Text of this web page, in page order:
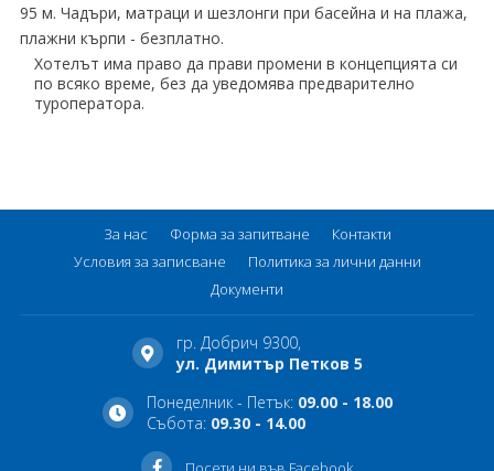
95 м. Чадъри, матраци и шезлонги при басейна и на плажа,
плажни кърпи - безплатно.
Хотелът има право да прави промени в концепцията си
по всяко време, без да уведомява предварително
туроператора.
За нас Форма за запитване
Контакти
Условия за записване
Политика за лични данни
Документи
гр. Добрич 9300,
ул. Димитър Петков 5
Понеделник - Петък: 09.00 - 18.00
Събота: 09.30 - 14.00